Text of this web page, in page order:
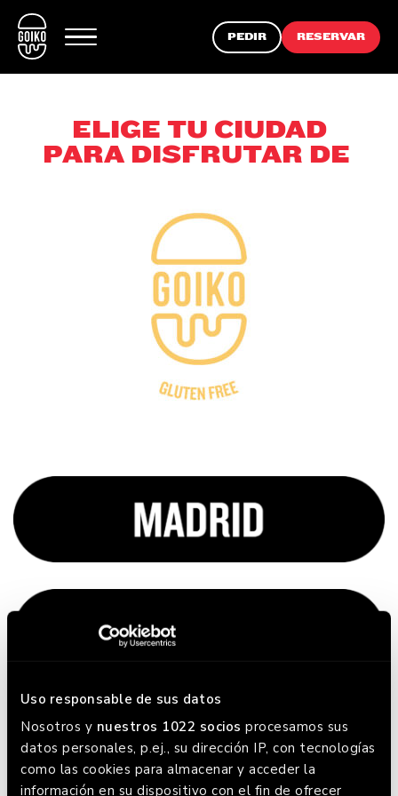
Uso responsable de sus datos
Nosotros y nuestros 1022 socios procesamos sus
datos personales, p.ej., su dirección IP, con tecnologías
como las cookies para almacenar y acceder la
información en su dispositivo con el fin de ofrecer
PEDIR RESERVAR
ELIGE TU CIUDAD
PARA DISFRUTAR DE